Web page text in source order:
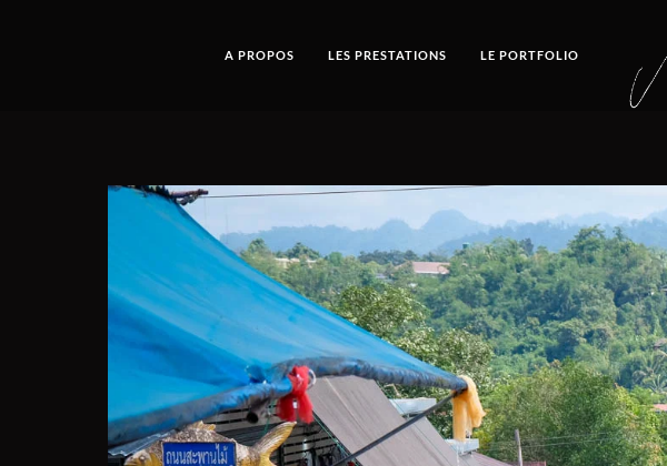
A PROPOS LES PRESTATIONS LE PORTFOLIO